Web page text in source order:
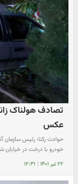
تصادف هولناک
عکس
حوادث رکنا: رئیس
خودرو با درخت در خیابان
۲۲ تیر ۱۴۰۱ | ۱۲:۳۱